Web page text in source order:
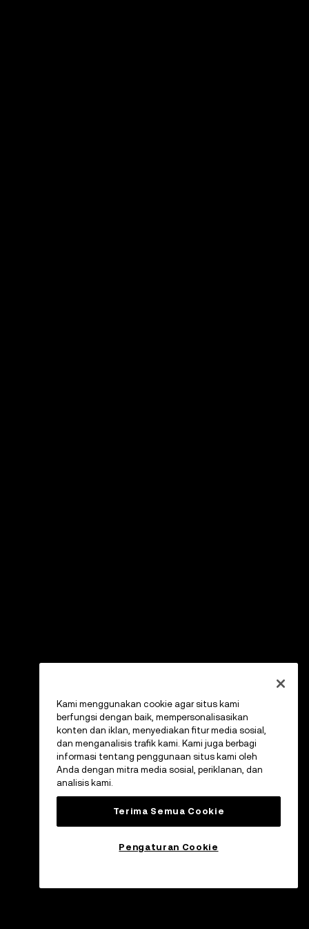
Kami menggunakan cookie agar situs kami
berfungsi dengan baik, mempersonalisasikan
konten dan iklan, menyediakan fitur media sosial,
dan menganalisis trafik kami. Kami juga berbagi
informasi tentang penggunaan situs kami oleh
Anda dengan mitra media sosial, periklanan, dan
analisis kami.
Terima Semua Cookie
Pengaturan Cookie